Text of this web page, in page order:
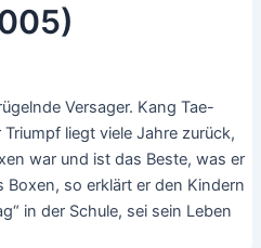
Versager. Kang Tae-
liegt viele Jahre zurück,
war und ist das Beste, was er
so erklärt er den Kindern
in der Schule, sei sein Leben